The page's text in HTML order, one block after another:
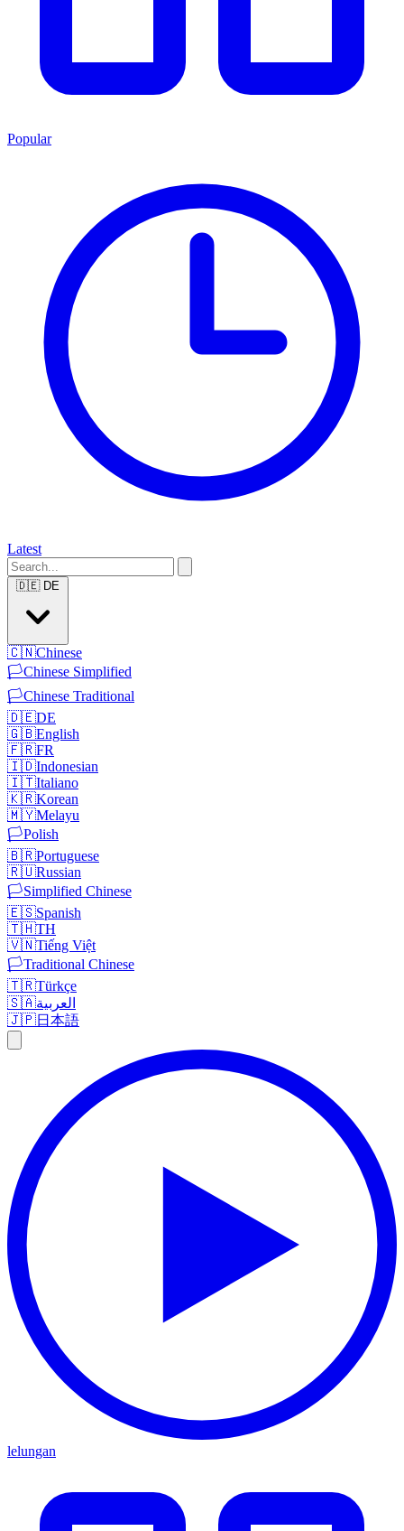
Popular
Latest
🇩🇪 DE
🇨🇳Chinese
🏳️Chinese Simplified
🏳️Chinese Traditional
🇩🇪DE
🇬🇧English
🇫🇷FR
🇮🇩Indonesian
🇮🇹Italiano
🇰🇷Korean
🇲🇾Melayu
🏳️Polish
🇧🇷Portuguese
🇷🇺Russian
🏳️Simplified Chinese
🇪🇸Spanish
🇹🇭TH
🇻🇳Tiếng Việt
🏳️Traditional Chinese
🇹🇷Türkçe
🇸🇦العربية
🇯🇵日本語
lelungan